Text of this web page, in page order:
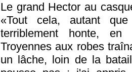
Le grand Hector au
«Tout cela, autant
terriblement honte,
Troyennes aux robes
un lâche, loin de la